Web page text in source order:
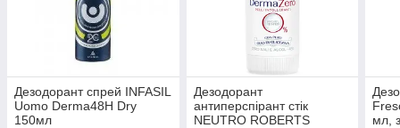
Дезодорант спрей INFASIL
Uomo Derma48H Dry
150мл
Дезодорант
антиперспірант стік
NEUTRO ROBERTS
мл,